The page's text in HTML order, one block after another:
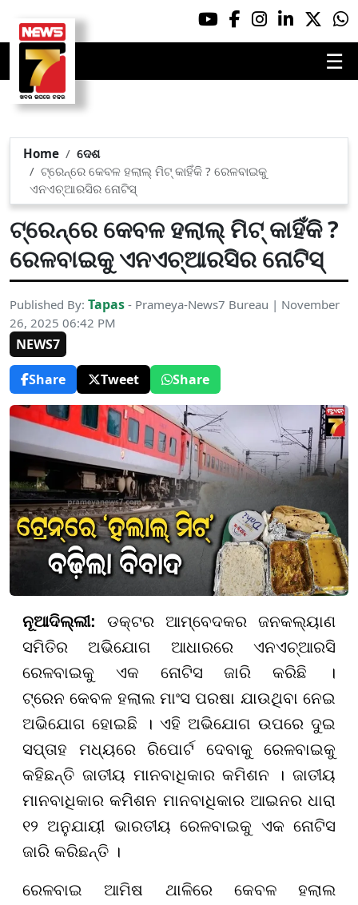
☰
Home
ଦେଶ
ଟ୍ରେନ୍‌ରେ କେବଳ ହଲାଲ୍ ମିଟ୍ କାହିଁକି ? ରେଳବାଇକୁ
ଏନଏଚ୍ଆରସିର ନୋଟିସ୍‌
ଟ୍ରେନ୍‌ରେ କେବଳ ହଲାଲ୍ ମିଟ୍ କାହିଁକି ?
ରେଳବାଇକୁ ଏନଏଚ୍ଆରସିର ନୋଟିସ୍‌
Published By: Tapas - Prameya-News7 Bureau | November
26, 2025 06:42 PM
NEWS7
Share
Tweet Share
ନୂଆଦିଲ୍ଲୀ: ଡକ୍ଟର ଆମ୍ବେଦକର ଜନକଲ୍ୟାଣ
ସମିତିର ଅଭିଯୋଗ ଆଧାରରେ ଏନଏଚ୍ଆରସି
ରେଳବାଇକୁ ଏକ ନୋଟିସ ଜାରି କରିଛି ।
ଟ୍ରେନ କେବଳ ହଲାଲ ମାଂସ ପରଷା ଯାଉଥିବା ନେଇ
ଅଭିଯୋଗ ହୋଇଛି । ଏହି ଅଭିଯୋଗ ଉପରେ ଦୁଇ
ସପ୍ତାହ ମଧ୍ୟରେ ରିପୋର୍ଟ ଦେବାକୁ ରେଳବାଇକୁ
କହିଛନ୍ତି ଜାତୀୟ ମାନବାଧିକାର କମିଶନ । ଜାତୀୟ
ମାନବାଧିକାର କମିଶନ ମାନବାଧିକାର ଆଇନର ଧାରା
୧୨ ଅନୁଯାୟୀ ଭାରତୀୟ ରେଳବାଇକୁ ଏକ ନୋଟିସ
ଜାରି କରିଛନ୍ତି ।
ରେଳବାଇ ଆମିଷ ଥାଳିରେ କେବଳ ହଲାଲ